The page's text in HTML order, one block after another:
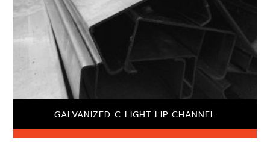
GALVANIZED C LIGHT LIP CHANNEL